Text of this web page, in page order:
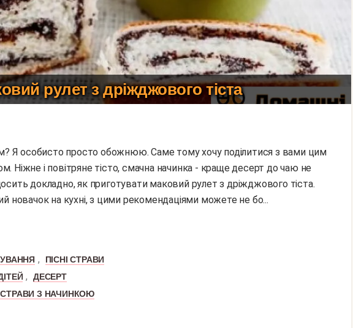
рулет з дріжджового тіста
Ніжне і повітряне тісто, смачна начинка - краще десерт до чаю не
докладно, як приготувати маковий рулет з дріжджового тіста.
новачок на кухні, з цими рекомендаціями можете не бо...
,
ПІСНІ СТРАВИ
,
ДЕСЕРТ
СТРАВИ З НАЧИНКОЮ